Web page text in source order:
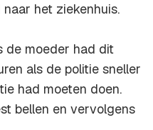
het ziekenhuis.
de moeder had dit
als de politie sneller
had moeten doen.
bellen en vervolgens